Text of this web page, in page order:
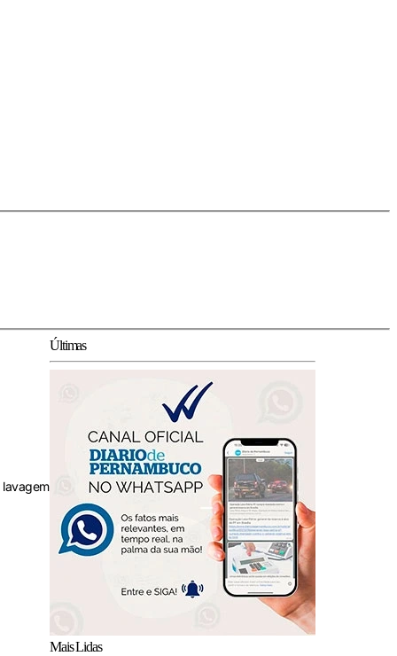
lavagem
Últimas
Mais Lidas